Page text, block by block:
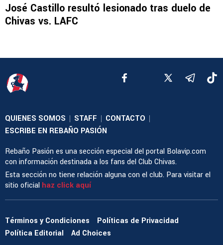
José Castillo resultó lesionado tras duelo de
Chivas vs. LAFC
QUIENES SOMOS | STAFF | CONTACTO |
ESCRIBE EN REBAÑO PASIÓN
Rebaño Pasión es una sección especial del portal Bolavip.com
con información destinada a los fans del Club Chivas.
Esta sección no tiene relación alguna con el club. Para visitar el
sitio oficial haz click aquí
Términos y Condiciones
Políticas de Privacidad
Política Editorial
Ad Choices